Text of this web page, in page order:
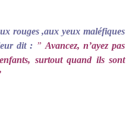
rouges ,aux yeux maléfiques
dit : ”Avancez, n’ayez pas
surtout quand ils sont